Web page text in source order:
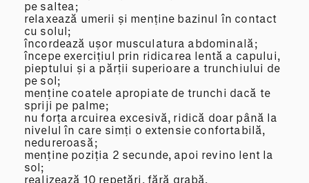
pe saltea;
relaxează umerii și menține bazinul în contact
cu solul;
încordează ușor musculatura abdominală;
începe exercițiul prin ridicarea lentă a capului,
pieptului și a părții superioare a trunchiului de
pe sol;
menține coatele apropiate de trunchi dacă te
spriji pe palme;
nu forța arcuirea excesivă, ridică doar până la
nivelul în care simți o extensie confortabilă,
nedureroasă;
menține poziția 2 secunde, apoi revino lent la
sol;
realizează 10 repetări, fără grabă,